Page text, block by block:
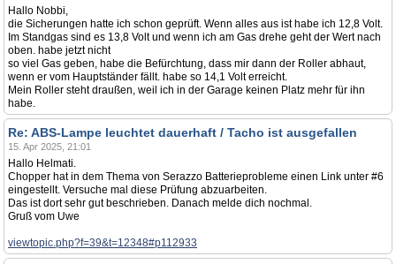
Hallo Nobbi,
die Sicherungen hatte ich schon geprüft. Wenn alles aus ist habe ich 12,8 Volt.
Im Standgas sind es 13,8 Volt und wenn ich am Gas drehe geht der Wert nach
oben. habe jetzt nicht
so viel Gas geben, habe die Befürchtung, dass mir dann der Roller abhaut,
wenn er vom Hauptständer fällt. habe so 14,1 Volt erreicht.
Mein Roller steht draußen, weil ich in der Garage keinen Platz mehr für ihn
habe.
Re: ABS-Lampe leuchtet dauerhaft / Tacho ist ausgefallen
15. Apr 2025, 21:01
Hallo Helmati.
Chopper hat in dem Thema von Serazzo Batterieprobleme einen Link unter #6
eingestellt. Versuche mal diese Prüfung abzuarbeiten.
Das ist dort sehr gut beschrieben. Danach melde dich nochmal.
Gruß vom Uwe
viewtopic.php?f=39&t=12348#p112933